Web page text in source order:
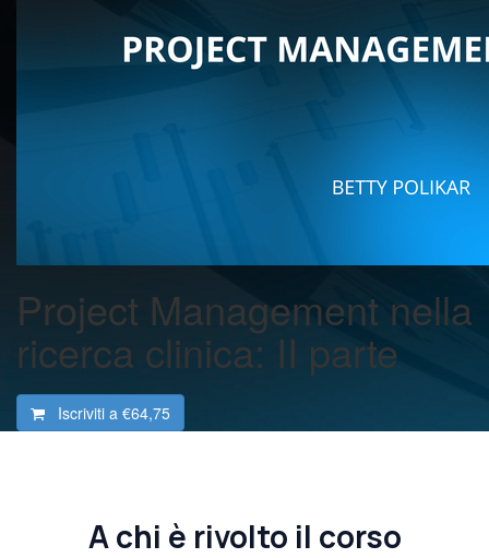
Project Management nella
ricerca clinica: II parte
Iscriviti a €64,75
A chi è rivolto il corso